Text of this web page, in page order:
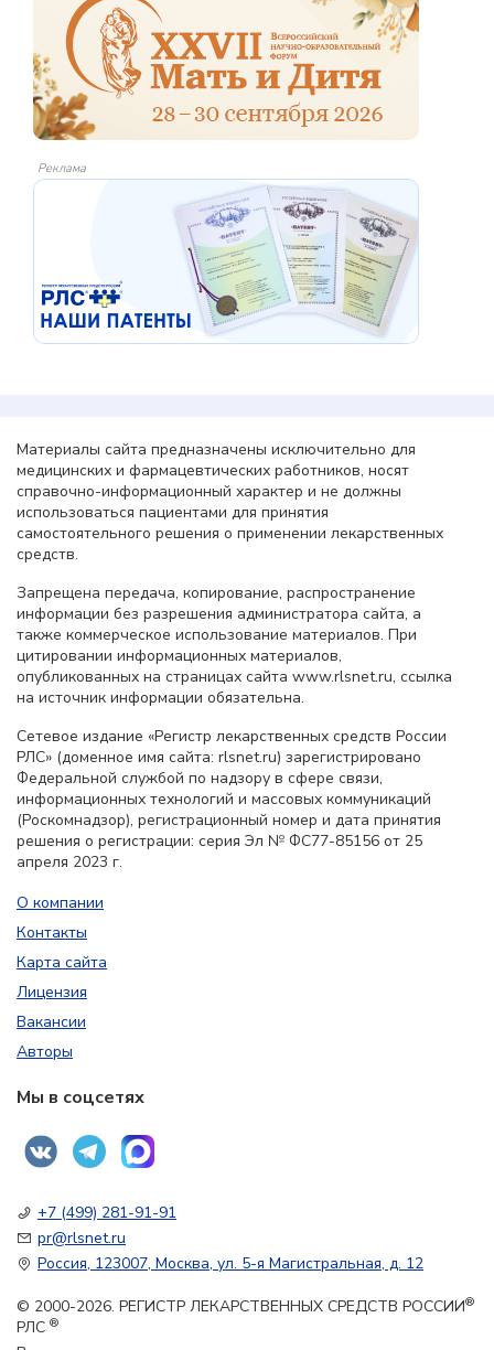
Реклама
Материалы сайта предназначены исключительно для
медицинских и фармацевтических работников, носят
справочно-информационный характер и не должны
использоваться пациентами для принятия
самостоятельного решения о применении лекарственных
средств.
Запрещена передача, копирование, распространение
информации без разрешения администратора сайта, а
также коммерческое использование материалов. При
цитировании информационных материалов,
опубликованных на страницах сайта www.rlsnet.ru, ссылка
на источник информации обязательна.
Сетевое издание «Регистр лекарственных средств России
РЛС» (доменное имя сайта: rlsnet.ru) зарегистрировано
Федеральной службой по надзору в сфере связи,
информационных технологий и массовых коммуникаций
(Роскомнадзор), регистрационный номер и дата принятия
решения о регистрации: серия Эл № ФС77-85156 от 25
апреля 2023 г.
О компании
Контакты
Карта сайта
Лицензия
Вакансии
Авторы
Мы в соцсетях
+7 (499) 281-91-91
pr@rlsnet.ru
Россия, 123007, Москва, ул. 5-я Магистральная, д. 12
© 2000-2026. РЕГИСТР ЛЕКАРСТВЕННЫХ СРЕДСТВ РОССИИ®
РЛС ®